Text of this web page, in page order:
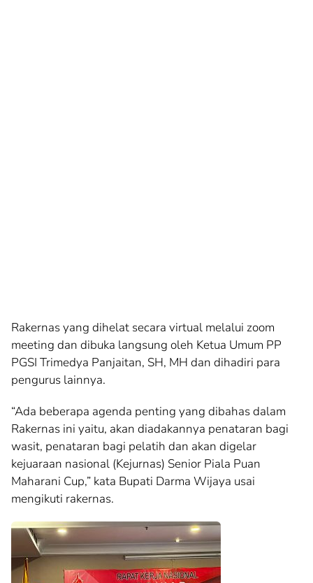
Rakernas yang dihelat secara virtual melalui zoom
meeting dan dibuka langsung oleh Ketua Umum PP
PGSI Trimedya Panjaitan, SH, MH dan dihadiri para
pengurus lainnya.
“Ada beberapa agenda penting yang dibahas dalam
Rakernas ini yaitu, akan diadakannya penataran bagi
wasit, penataran bagi pelatih dan akan digelar
kejuaraan nasional (Kejurnas) Senior Piala Puan
Maharani Cup,” kata Bupati Darma Wijaya usai
mengikuti rakernas.